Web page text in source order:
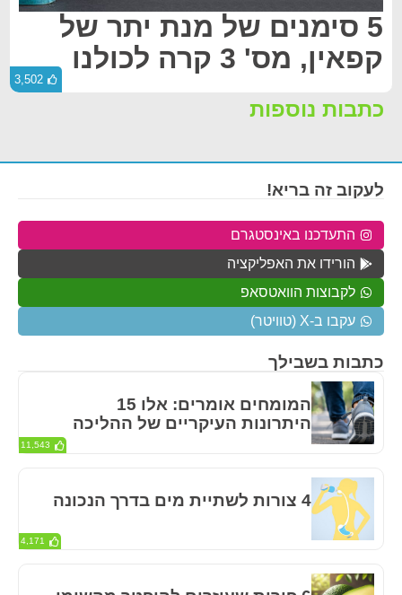
5 סימנים של מנת יתר של
קפאין, מס' 3 קרה לכולנו
3,502
כתבות נוספות
כתבות בשבילך
המומחים אומרים: אלו 15
היתרונות העיקריים של ההליכה
11,543
4 צורות לשתיית מים בדרך הנכונה
4,171
לעקוב זה בריא!
התעדכנו באינסטגרם
הורידו את האפליקציה
לקבוצות הוואטסאפ
עקבו ב-X (טוויטר)